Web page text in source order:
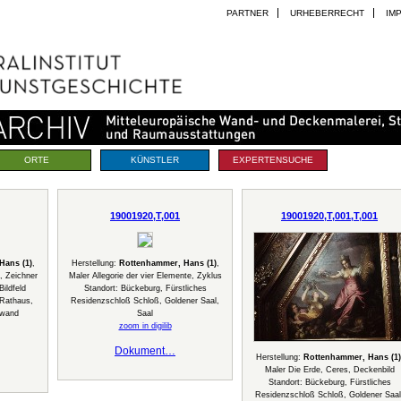
PARTNER URHEBERRECHT
ORTE KÜNSTLER EXPERTENSUCHE
(1),
, Zeichner
19001920,T,001
Herstellung: Rottenhammer, Hans (1),
Maler Allegorie der vier Elemente, Zyklus
Standort: Bückeburg, Fürstliches
Residenzschloß Schloß, Goldener Saal,
Saal
zoom in digilib
Dokument…
19001920,T,001,T,001
Herstellung: Rottenhammer, Hans (1)
Maler Die Erde, Ceres, Deckenbild
Standort: Bückeburg, Fürstliches
Residenzschloß Schloß, Goldener